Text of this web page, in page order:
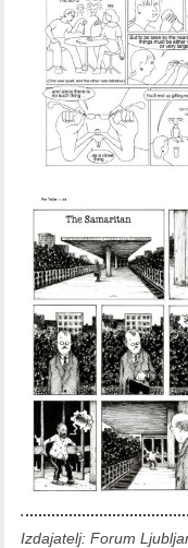
Izdajatelj: Forum